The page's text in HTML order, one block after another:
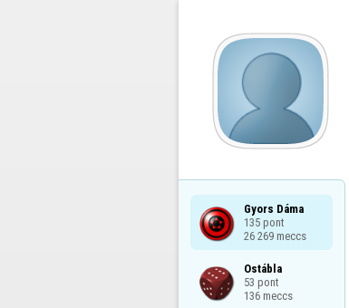
Gyors Dáma
135 pont
26 269 meccs
Ostábla
53 pont
136 meccs